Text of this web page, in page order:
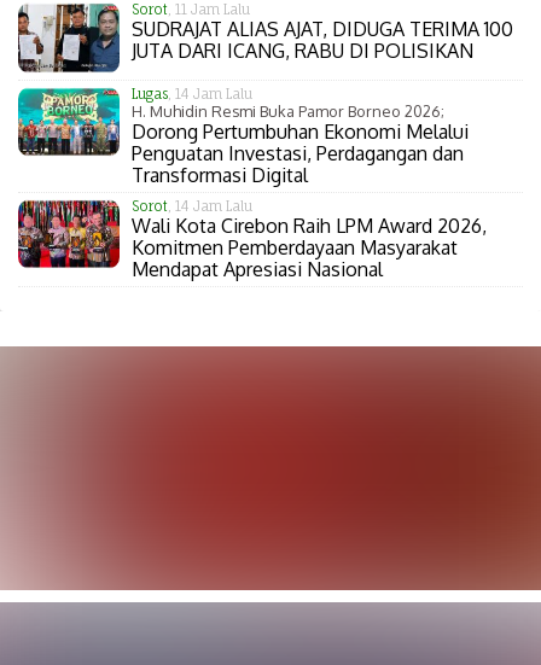
Sorot, 11 Jam Lalu
SUDRAJAT ALIAS AJAT, DIDUGA TERIMA 100
JUTA DARI ICANG, RABU DI POLISIKAN
Lugas, 14 Jam Lalu
H. Muhidin Resmi Buka Pamor Borneo 2026;
Dorong Pertumbuhan Ekonomi Melalui
Penguatan Investasi, Perdagangan dan
Transformasi Digital
Sorot, 14 Jam Lalu
Wali Kota Cirebon Raih LPM Award 2026,
Komitmen Pemberdayaan Masyarakat
Mendapat Apresiasi Nasional